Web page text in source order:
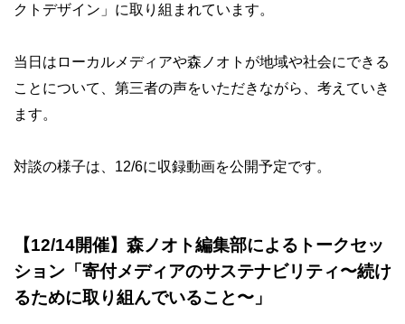
クトデザイン」に取り組まれています。
当日はローカルメディアや森ノオトが地域や社会にできる
ことについて、第三者の声をいただきながら、考えていき
ます。
対談の様子は、12/6に収録動画を公開予定です。
【12/14開催】森ノオト編集部によるトークセッ
ション「寄付メディアのサステナビリティ〜続け
るために取り組んでいること〜」